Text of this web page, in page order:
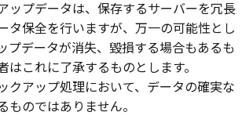
ップデータは、保存するサーバーを冗長
タ保全を行いますが、万一の可能性とし
プデータが消失、毀損する場合もあるも
はこれに了承するものとします。
クアップ処理において、データの確実な
ものではありません。